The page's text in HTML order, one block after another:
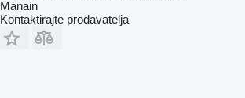
Manain
Kontaktirajte prodavatelja